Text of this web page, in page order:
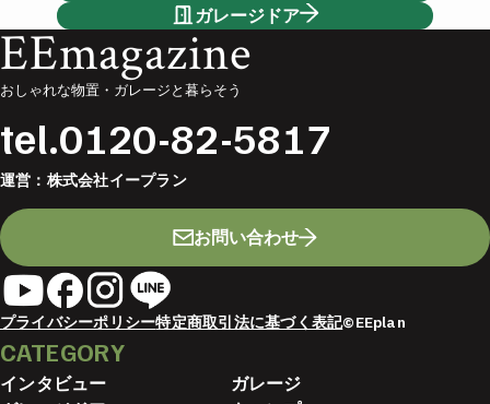
ガレージドア
EEmagazine
おしゃれな物置・ガレージと暮らそう
tel.0120-82-5817
運営： 株式会社イープラン
お問い合わせ
プライバシーポリシー特定商取引法に基づく表記©EEplan
CATEGORY
インタビュー
ガレージ